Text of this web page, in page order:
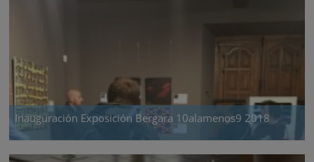
Inauguración Exposición Bergara 10alamenos9 2018